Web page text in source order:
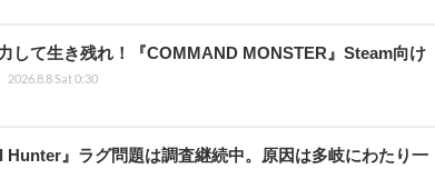
して生き残れ！『COMMAND MONSTER』Steam向け
2026.8.8 Sat 0:30
』ラグ問題は調査継続中。原因は多岐にわたり一